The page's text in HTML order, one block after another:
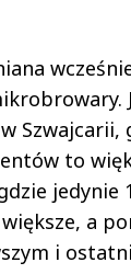
to
a
i